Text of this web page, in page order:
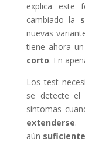
explica este
cambiado la
nuevas
tiene ahora un
corto. En
Los test
se detecte el
síntomas
extenderse.
aún